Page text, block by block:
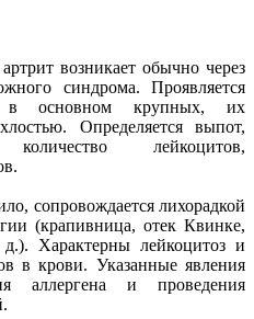
возникает обычно через
синдрома. Проявляется
в основном крупных, их
Определяется выпот,
лейкоцитов,
сопровождается лихорадкой
(крапивница, отек Квинке,
Характерны лейкоцитоз и
в крови. Указанные явления
аллергена и проведения